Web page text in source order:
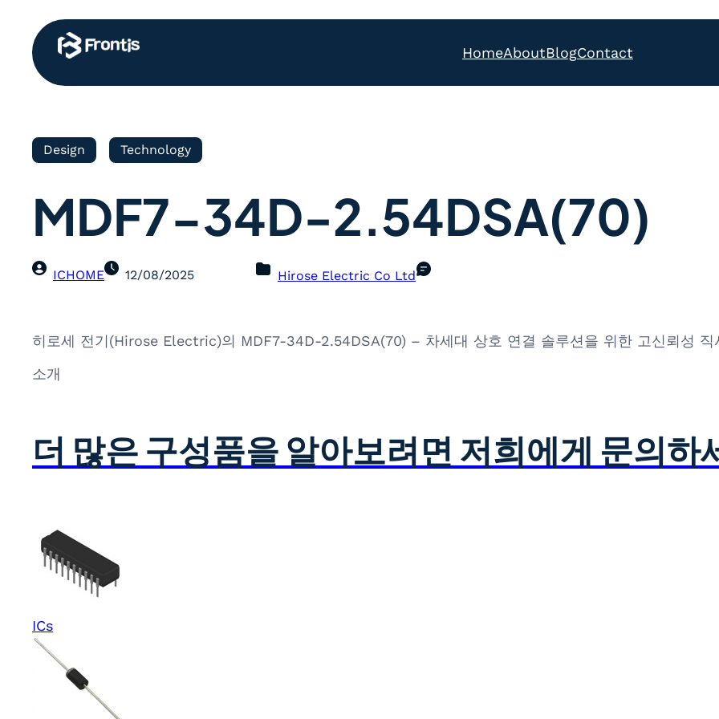
HomeAboutBlogContact
Design Technology
MDF7-34D-2.54DSA(70)
ICHOME 12/08/2025 Hirose Electric Co Ltd
히로세 전기(Hirose Electric)의 MDF7-34D-2.54DSA(70) – 차세대 상호 연결 솔루션을 위한 고신뢰성
소개
더 많은 구성품을 알아보려면 저희에게 문의하
ICs